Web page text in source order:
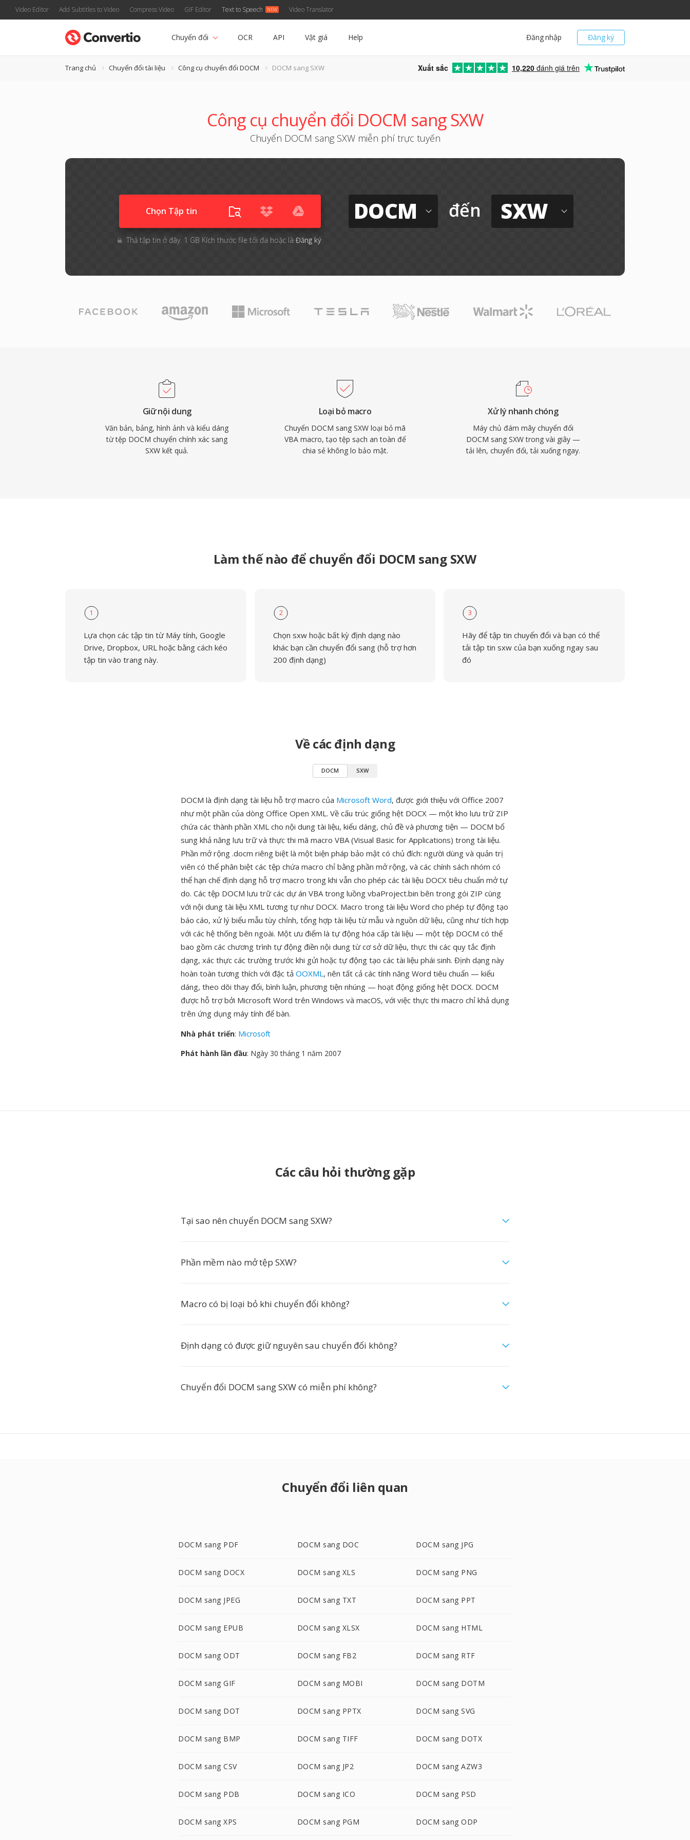
Video Editor Add Subtitles to Video Compress Video GIF Editor Text to Speech Video Translator
Đăng ký
Đăng nhập
Chuyển đổi OCR API Vật giá Help
Trang chủ Chuyển đổi tài liệu Công cụ chuyển đổi DOCM DOCM sang SXW Xuất sắc 10,220 đánh giá trên
Công cụ chuyển đổi DOCM sang SXW
Chuyển DOCM sang SXW miễn phí trực tuyến
Chọn Tập tin
Thả tập tin ở đây. 1 GB Kích thước file tối đa hoặc là Đăng ký
DOCM đến SXW
Giữ nội dung
Văn bản, bảng, hình ảnh và kiểu dáng
từ tệp DOCM chuyển chính xác sang
SXW kết quả.
Loại bỏ macro
Chuyển DOCM sang SXW loại bỏ mã
VBA macro, tạo tệp sạch an toàn để
chia sẻ không lo bảo mật.
Xử lý nhanh chóng
Máy chủ đám mây chuyển đổi
DOCM sang SXW trong vài giây —
tải lên, chuyển đổi, tải xuống ngay.
Làm thế nào để chuyển đổi DOCM sang SXW
1
Lựa chọn các tập tin từ Máy tính, Google
Drive, Dropbox, URL hoặc bằng cách kéo
tập tin vào trang này.
2
Chọn sxw hoặc bất kỳ định dạng nào
khác bạn cần chuyển đổi sang (hỗ trợ hơn
200 định dạng)
3
Hãy để tập tin chuyển đổi và bạn có thể
tải tập tin sxw của bạn xuống ngay sau
đó
Về các định dạng
DOCM SXW
DOCM là định dạng tài liệu hỗ trợ macro của Microsoft Word, được giới thiệu với Office 2007
như một phần của dòng Office Open XML. Về cấu trúc giống hệt DOCX — một kho lưu trữ ZIP
chứa các thành phần XML cho nội dung tài liệu, kiểu dáng, chủ đề và phương tiện — DOCM bổ
sung khả năng lưu trữ và thực thi mã macro VBA (Visual Basic for Applications) trong tài liệu.
Phần mở rộng .docm riêng biệt là một biện pháp bảo mật có chủ đích: người dùng và quản trị
viên có thể phân biệt các tệp chứa macro chỉ bằng phần mở rộng, và các chính sách nhóm có
thể hạn chế định dạng hỗ trợ macro trong khi vẫn cho phép các tài liệu DOCX tiêu chuẩn mở tự
do. Các tệp DOCM lưu trữ các dự án VBA trong luồng vbaProject.bin bên trong gói ZIP cùng
với nội dung tài liệu XML tương tự như DOCX. Macro trong tài liệu Word cho phép tự động tạo
báo cáo, xử lý biểu mẫu tùy chỉnh, tổng hợp tài liệu từ mẫu và nguồn dữ liệu, cũng như tích hợp
với các hệ thống bên ngoài. Một ưu điểm là tự động hóa cấp tài liệu — một tệp DOCM có thể
bao gồm các chương trình tự động điền nội dung từ cơ sở dữ liệu, thực thi các quy tắc định
dạng, xác thực các trường trước khi gửi hoặc tự động tạo các tài liệu phái sinh. Định dạng này
hoàn toàn tương thích với đặc tả OOXML, nên tất cả các tính năng Word tiêu chuẩn — kiểu
dáng, theo dõi thay đổi, bình luận, phương tiện nhúng — hoạt động giống hệt DOCX. DOCM
được hỗ trợ bởi Microsoft Word trên Windows và macOS, với việc thực thi macro chỉ khả dụng
trên ứng dụng máy tính để bàn.
Nhà phát triển: Microsoft
Phát hành lần đầu: Ngày 30 tháng 1 năm 2007
Các câu hỏi thường gặp
Tại sao nên chuyển DOCM sang SXW?
Phần mềm nào mở tệp SXW?
Macro có bị loại bỏ khi chuyển đổi không?
Định dạng có được giữ nguyên sau chuyển đổi không?
Chuyển đổi DOCM sang SXW có miễn phí không?
Chuyển đổi liên quan
DOCM sang PDF DOCM sang DOC DOCM sang JPG
DOCM sang DOCX DOCM sang XLS DOCM sang PNG
DOCM sang JPEG DOCM sang TXT DOCM sang PPT
DOCM sang EPUB DOCM sang XLSX DOCM sang HTML
DOCM sang ODT DOCM sang FB2 DOCM sang RTF
DOCM sang GIF DOCM sang MOBI DOCM sang DOTM
DOCM sang DOT DOCM sang PPTX DOCM sang SVG
DOCM sang BMP DOCM sang TIFF DOCM sang DOTX
DOCM sang CSV DOCM sang JP2 DOCM sang AZW3
DOCM sang PDB DOCM sang ICO DOCM sang PSD
DOCM sang XPS DOCM sang PGM DOCM sang ODP